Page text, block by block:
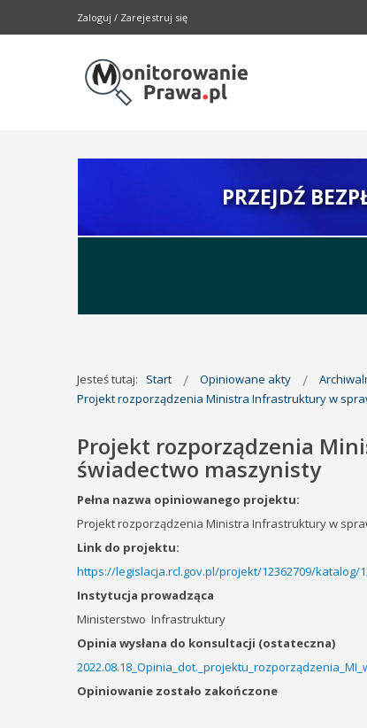
Zaloguj / Zarejestruj się
PRZEJDŹ
Jesteś tutaj: Start Opiniowane akty
Projekt rozporządzenia Ministra Infrastruktury w
Projekt rozporządzenia
świadectwo maszynisty
Pełna nazwa opiniowanego projektu:
Projekt rozporządzenia Ministra Infrastruktury w
Link do projektu:
https://legislacja.rcl.gov.pl/projekt/12362709/katalog/
Instytucja prowadząca
Ministerstwo Infrastruktury
Opinia wysłana do konsultacji (ostateczna)
Opiniowanie zostało zakończone